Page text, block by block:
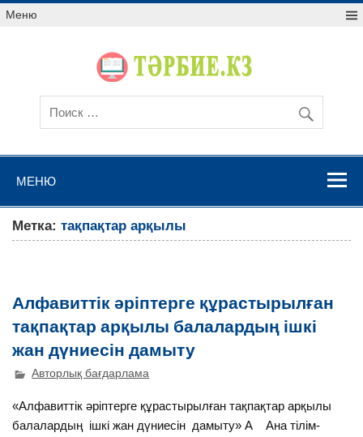
Меню
МЕНЮ
Метка:тақпақтар арқылы
Алфавиттік әріптерге құрастырылған
тақпақтар арқылы балалардың ішкі
жан дүниесін дамыту
Авторлық бағдарлама
«Алфавиттік әріптерге құрастырылған тақпақтар арқылы
балалардың ішкі жан дүниесін дамыту» А Ана тілім-